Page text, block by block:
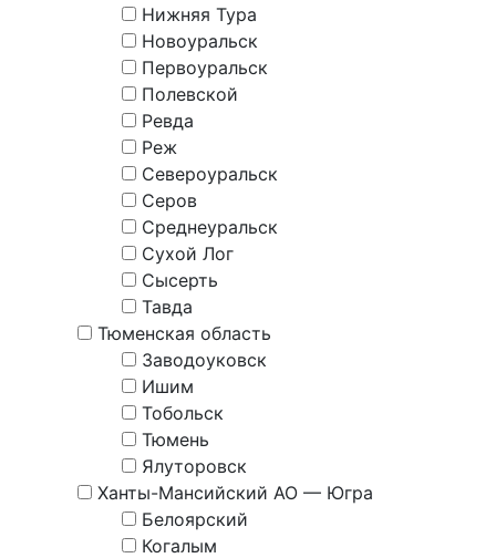
Нижняя Тура
Новоуральск
Первоуральск
Полевской
Ревда
Реж
Североуральск
Серов
Среднеуральск
Сухой Лог
Сысерть
Тавда
Тюменская область
Заводоуковск
Ишим
Тобольск
Тюмень
Ялуторовск
Ханты-Мансийский АО — Югра
Белоярский
Когалым